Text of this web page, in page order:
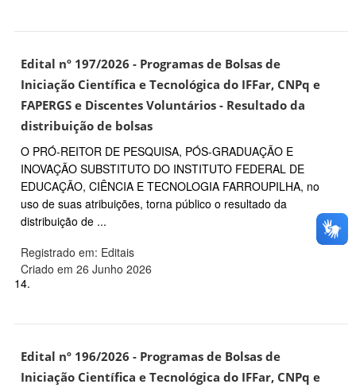
Edital nº 197/2026 - Programas de Bolsas de
Iniciação Científica e Tecnológica do IFFar, CNPq e
FAPERGS e Discentes Voluntários - Resultado da
distribuição de bolsas
O PRÓ-REITOR DE PESQUISA, PÓS-GRADUAÇÃO E
INOVAÇÃO SUBSTITUTO DO INSTITUTO FEDERAL DE
EDUCAÇÃO, CIÊNCIA E TECNOLOGIA FARROUPILHA, no
uso de suas atribuições, torna público o resultado da
distribuição de ...
Registrado em: Editais
Criado em 26 Junho 2026
14.
Edital nº 196/2026 - Programas de Bolsas de
Iniciação Científica e Tecnológica do IFFar, CNPq e